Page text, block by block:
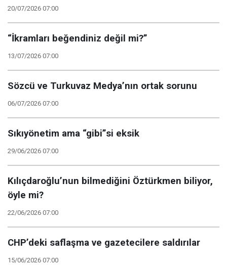
20/07/2026 07:00
“İkramları beğendiniz değil mi?”
13/07/2026 07:00
Sözcü ve Turkuvaz Medya’nın ortak sorunu
06/07/2026 07:00
Sıkıyönetim ama “gibi”si eksik
29/06/2026 07:00
Kılıçdaroğlu’nun bilmediğini Öztürkmen biliyor,
öyle mi?
22/06/2026 07:00
CHP’deki saflaşma ve gazetecilere saldırılar
15/06/2026 07:00